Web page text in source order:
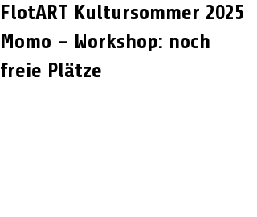
FlotART Kultursommer 2025
Momo – Workshop: noch
freie Plätze